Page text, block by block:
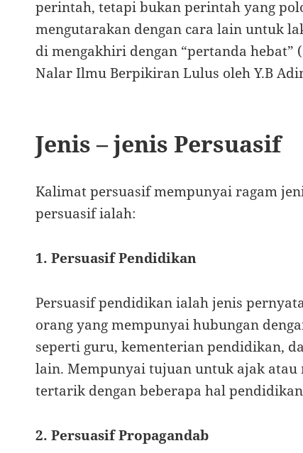
perintah, tetapi bukan perintah yang
mengutarakan dengan cara lain untuk
di mengakhiri dengan “pertanda
Nalar Ilmu Berpikiran Lulus oleh Y.B
Jenis – jenis Persuasif
Kalimat persuasif mempunyai ragam
persuasif ialah:
1. Persuasif Pendidikan
Persuasif pendidikan ialah jenis
orang yang mempunyai hubungan
seperti guru, kementerian pendidikan,
lain. Mempunyai tujuan untuk ajak atau
tertarik dengan beberapa hal
2. Persuasif Propagandab